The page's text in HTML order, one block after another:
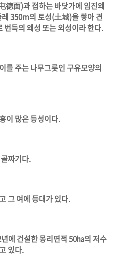
德面)과 접하는 바닷가에 임진왜
350m의 토성(土城)을 쌓아 견
득의 왜성 또는 외성이라 한다.
를 주는 나무그릇인 구유모양의
이 많은 등성이다.
짜기다.
그 여에 등대가 있다.
에 건설한 몽리면적 50㏊의 저수
있다.